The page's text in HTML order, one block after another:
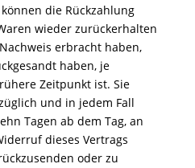
die Rückzahlung
wieder zurückerhalten
erbracht haben,
haben, je
Zeitpunkt ist. Sie
und in jedem Fall
Tagen ab dem Tag, an
dieses Vertrags
oder zu